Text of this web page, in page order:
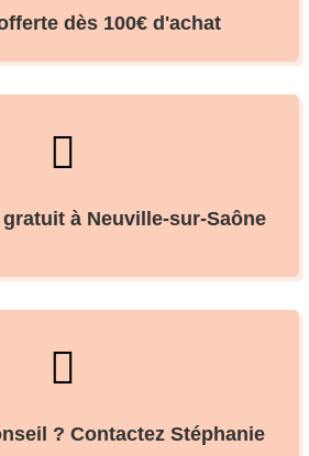
dès 100€ d'achat

à Neuville-sur-Saône

? Contactez Stéphanie